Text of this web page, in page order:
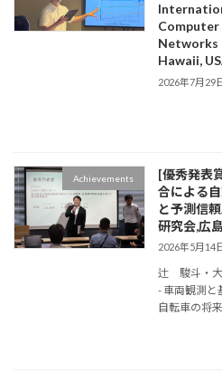
Computer
Networks
Hawaii,
2026年7月29
Achievements
[優秀発表
合による
と予測信
研究会,広
2026年5月14
辻 駿斗・大
- 車両観測と
自転車の将